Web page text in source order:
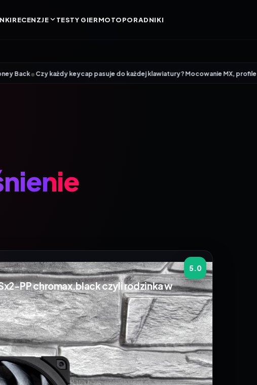
RECENZJE TESTY GIERMOTOPORADNIKI
Czy każdy keycap pasuje do każdej klawiatury? Mocowanie MX, profile i rozmiary
5.0
PP chromax.black czyli rodzinka w